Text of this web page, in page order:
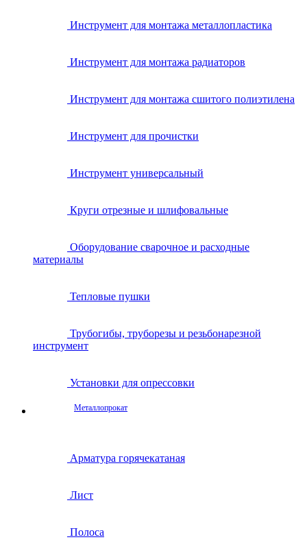
Инструмент для монтажа металлопластика
Инструмент для монтажа радиаторов
Инструмент для монтажа сшитого полиэтилена
Инструмент для прочистки
Инструмент универсальный
Круги отрезные и шлифовальные
Оборудование сварочное и расходные
материалы
Тепловые пушки
Трубогибы, труборезы и резьбонарезной
инструмент
Установки для опрессовки
Металлопрокат
Арматура горячекатаная
Лист
Полоса